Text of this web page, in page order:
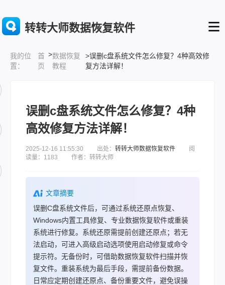
转转大师数据恢复软件
我的位
置：
首
页
>数据恢复
教程
>误删c盘系统文件怎么修复？4种高效修
复方法详解！
误删c盘系统文件怎么修复？4种
高效修复方法详解！
2025-12-16 11:55:30 出处： 转转大师数据恢复软件 阅
读量：1183 作者：转转大师
文章摘要
误删C盘系统文件后，可通过系统还原点恢复、
Windows内置工具修复、专业数据恢复软件或重装
系统进行修复。系统还原需提前创建还原点；若无
法启动，可进入高级启动选项使用启动修复或命令
提示符。无备份时，可借助数据恢复软件扫描并恢
复文件。重装系统为最后手段，需提前备份数据。
日常应定期创建还原点、备份重要文件，避免误操